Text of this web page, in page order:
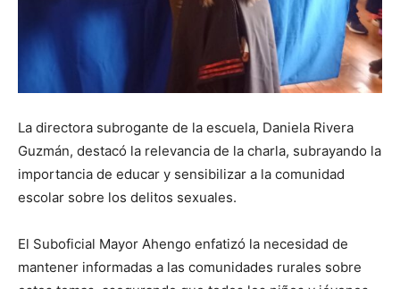
La directora subrogante de la escuela, Daniela Rivera
Guzmán, destacó la relevancia de la charla, subrayando la
importancia de educar y sensibilizar a la comunidad
escolar sobre los delitos sexuales.
El Suboficial Mayor Ahengo enfatizó la necesidad de
mantener informadas a las comunidades rurales sobre